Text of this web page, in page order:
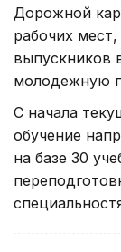
Дорожной
рабочих
выпускников
молодежную
С начала
обучение
на базе 30